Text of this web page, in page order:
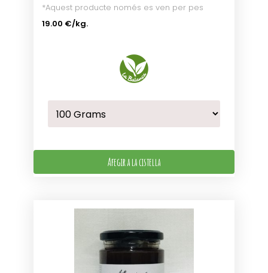
*Aquest producte només es ven per pes
19.00 €/kg.
Afegir a la cistella